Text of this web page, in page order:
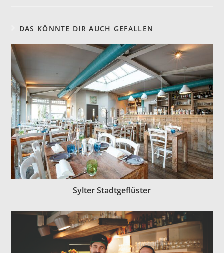
DAS KÖNNTE DIR AUCH GEFALLEN
Sylter Stadtgeflüster